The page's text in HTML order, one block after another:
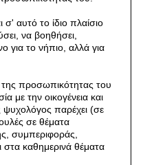
αυτό το ίδιο πλαίσιο
να βοηθήσει,
για το νήπιο, αλλά για
προσωπικότητας του
με την οικογένεια και
ψυχολόγος παρέχει (σε
σε θέματα
συμπεριφοράς,
καθημερινά θέματα